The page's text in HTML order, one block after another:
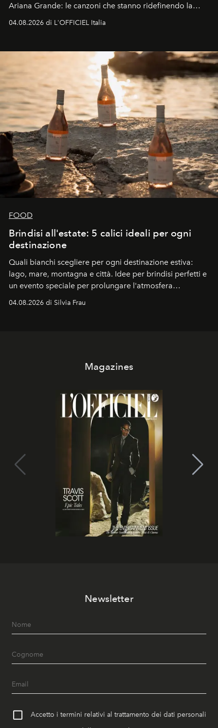
Ariana Grande: le canzoni che stanno ridefinendo la
04.08.2026 di L'OFFICIEL Italia
FOOD
Brindisi all'estate: 5 calici ideali per ogni
destinazione
Quali bianchi scegliere per ogni destinazione estiva:
lago, mare, montagna e città. Idee per brindisi perfetti e
un evento speciale per prolungare l'atmosfera
04.08.2026 di Silvia Frau
Magazines
Newsletter
Accetto i termini relativi al trattamento dei dati personali